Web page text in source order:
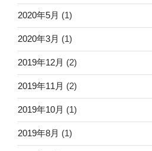
2020年5月 (1)
2020年3月 (1)
2019年12月 (2)
2019年11月 (2)
2019年10月 (1)
2019年8月 (1)